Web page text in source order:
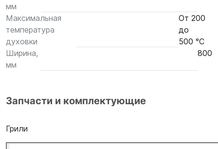
мм
Максимальная
температура
духовки
От 200
до
500 °С
Ширина,
мм
800
Запчасти и комплектующие
Грили